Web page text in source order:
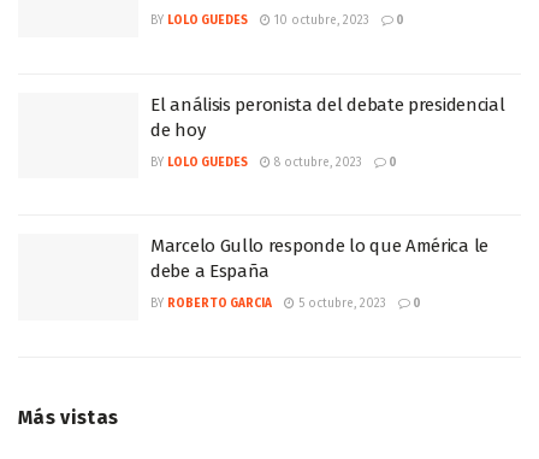
BY LOLO GUEDES 10 octubre, 2023 0
El análisis peronista del debate presidencial
de hoy
BY LOLO GUEDES 8 octubre, 2023 0
Marcelo Gullo responde lo que América le
debe a España
BY ROBERTO GARCIA 5 octubre, 2023 0
Más vistas